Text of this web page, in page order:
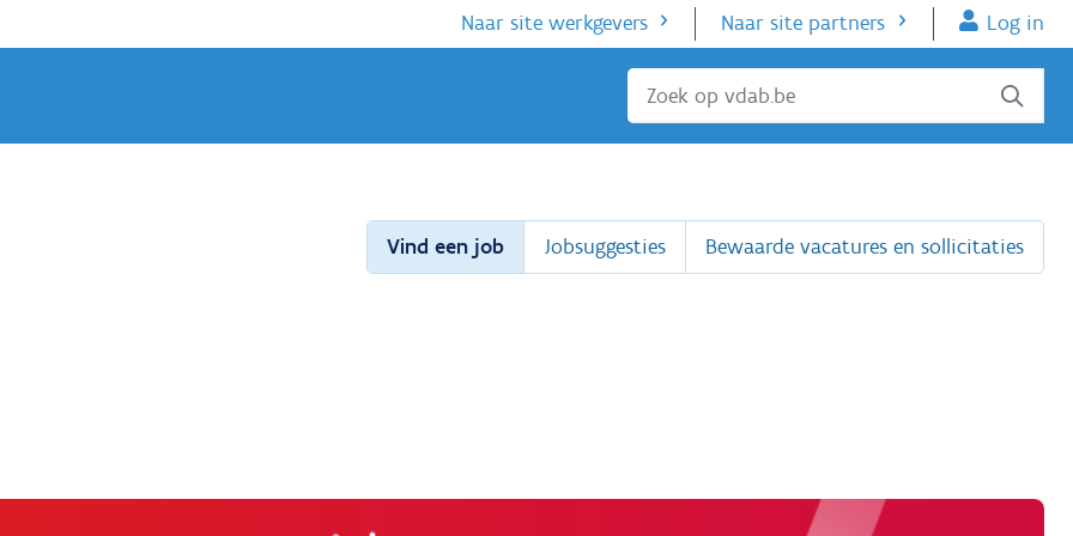
Naar site werkgevers Naar site partners Log in
Sluiten
Vind een job Jobsuggesties Bewaarde vacatures en sollicitaties